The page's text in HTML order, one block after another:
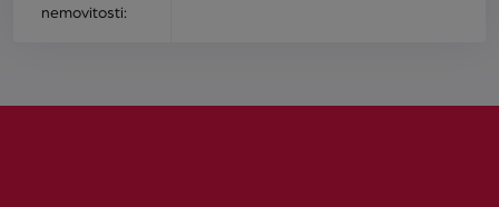
nemovitosti: